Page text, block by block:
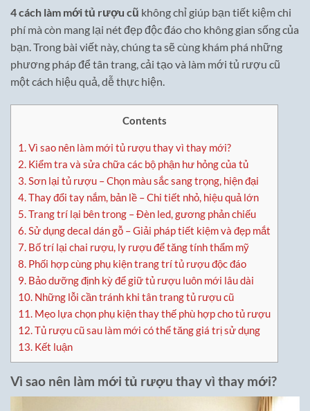
4 cách làm mới tủ rượu cũ không chỉ giúp bạn tiết kiệm chi
phí mà còn mang lại nét đẹp độc đáo cho không gian sống của
bạn. Trong bài viết này, chúng ta sẽ cùng khám phá những
phương pháp để tân trang, cải tạo và làm mới tủ rượu cũ
một cách hiệu quả, dễ thực hiện.
Contents
1.Vì sao nên làm mới tủ rượu thay vì thay mới?
2. Kiểm tra và sửa chữa các bộ phận hư hỏng của tủ
3.Sơn lại tủ rượu – Chọn màu sắc sang trọng, hiện đại
4.Thay đổi tay nắm, bản lề – Chi tiết nhỏ, hiệu quả lớn
5.Trang trí lại bên trong – Đèn led, gương phản chiếu
6.Sử dụng decal dán gỗ – Giải pháp tiết kiệm và đẹp mắt
7. Bố trí lại chai rượu, ly rượu để tăng tính thẩm mỹ
8. Phối hợp cùng phụ kiện trang trí tủ rượu độc đáo
9. Bảo dưỡng định kỳ để giữ tủ rượu luôn mới lâu dài
10. Những lỗi cần tránh khi tân trang tủ rượu cũ
11. Mẹo lựa chọn phụ kiện thay thế phù hợp cho tủ rượu
12.Tủ rượu cũ sau làm mới có thể tăng giá trị sử dụng
13. Kết luận
Vì sao nên làm mới tủ rượu thay vì thay mới?